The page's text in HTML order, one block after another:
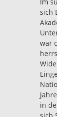
sich
war
in